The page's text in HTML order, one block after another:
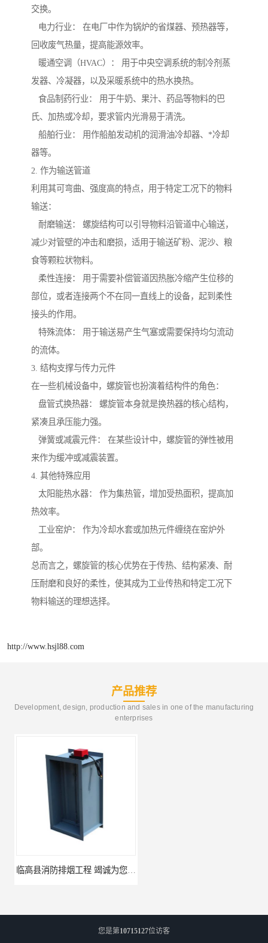
交换。
电力行业： 在电厂中作为锅炉的省煤器、预热器等，
回收废气热量，提高能源效率。
暖通空调（HVAC）： 用于中央空调系统的制冷剂蒸
发器、冷凝器，以及采暖系统中的热水换热。
食品制药行业： 用于牛奶、果汁、药品等物料的巴
氏、加热或冷却，要求管内光滑易于清洗。
船舶行业： 用作船舶发动机的润滑油冷却器、*冷却
器等。
2. 作为输送管道
利用其可弯曲、强度高的特点，用于特定工况下的物料
输送：
耐磨输送： 螺旋结构可以引导物料沿管道中心输送，
减少对管壁的冲击和磨损，适用于输送矿粉、泥沙、粮
食等颗粒状物料。
柔性连接： 用于需要补偿管道因热胀冷缩产生位移的
部位，或者连接两个不在同一直线上的设备，起到柔性
接头的作用。
特殊流体： 用于输送易产生气塞或需要保持均匀流动
的流体。
3. 结构支撑与传力元件
在一些机械设备中，螺旋管也扮演着结构件的角色：
盘管式换热器： 螺旋管本身就是换热器的核心结构，
紧凑且承压能力强。
弹簧或减震元件： 在某些设计中，螺旋管的弹性被用
来作为缓冲或减震装置。
4. 其他特殊应用
太阳能热水器： 作为集热管，增加受热面积，提高加
热效率。
工业窑炉： 作为冷却水套或加热元件缠绕在窑炉外
部。
总而言之，螺旋管的核心优势在于传热、结构紧凑、耐
压耐磨和良好的柔性，使其成为工业传热和特定工况下
物料输送的理想选择。
http://www.hsjl88.com
产品推荐
Development, design, production and sales in one of the manufacturing
enterprises
临高县消防排烟工程 竭诚为您服务
您是第10715127位访客